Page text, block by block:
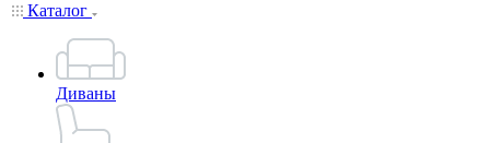
Каталог
Диваны